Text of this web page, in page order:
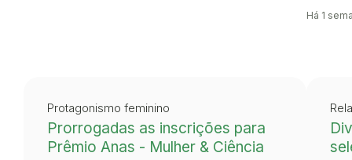
Há 1
Protagonismo feminino
Prorrogadas as inscrições para
Prêmio Anas - Mulher & Ciência